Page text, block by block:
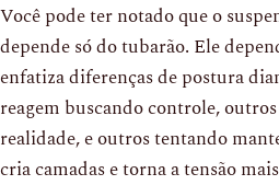
Você pode ter notado que o
depende só do tubarão. Ele
enfatiza diferenças de postura
reagem buscando controle,
realidade, e outros tentando
cria camadas e torna a tensão